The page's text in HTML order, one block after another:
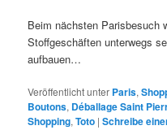
Beim nächsten Parisbesuch
Stoffgeschäften unterwegs
aufbauen…
Veröffentlicht unter Paris,
Boutons, Déballage Saint
Shopping,Toto |Schreibe